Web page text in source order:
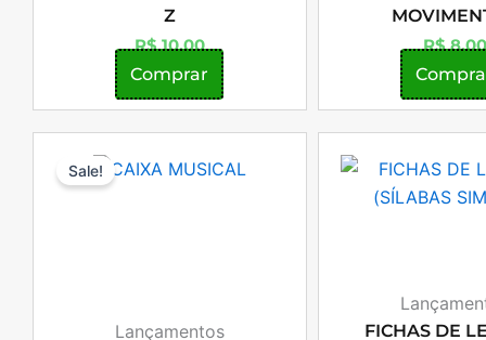
Z
R$10,00
Comprar
R$8,00
Sale!
Lançamentos
preço
preço
FICHAS DE